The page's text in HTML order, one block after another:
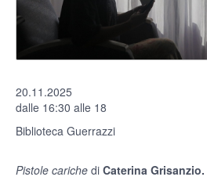
20.11.2025
dalle 16:30 alle 18
Biblioteca Guerrazzi
Pistole cariche di Caterina Grisanzio.